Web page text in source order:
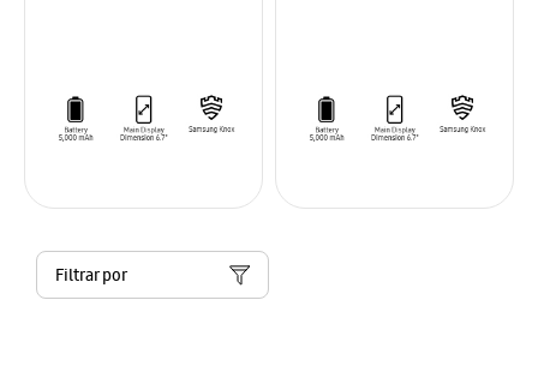
Filtrar por